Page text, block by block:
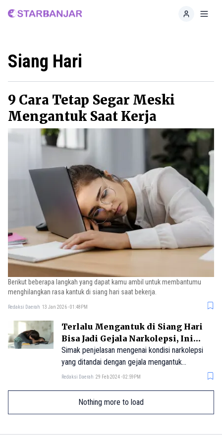
Home
Siang Hari
9 Cara Tetap Segar Meski
Mengantuk Saat Kerja
Berikut beberapa langkah yang dapat kamu ambil untuk membantumu
menghilangkan rasa kantuk di siang hari saat bekerja.
Redaksi Daerah 13 Jan 2026 - 01:48PM
Terlalu Mengantuk di Siang Hari
Bisa Jadi Gejala Narkolepsi, Ini
Penjelasannya
Simak penjelasan mengenai kondisi narkolepsi
yang ditandai dengan gejala mengantuk
berlebihan saat siang hari.
Redaksi Daerah 29 Feb 2024 - 02:59PM
Nothing more to load